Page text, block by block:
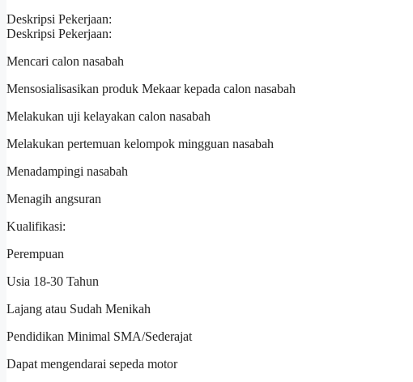
Deskripsi Pekerjaan:
Deskripsi Pekerjaan:
Mencari calon nasabah
Mensosialisasikan produk Mekaar kepada calon nasabah
Melakukan uji kelayakan calon nasabah
Melakukan pertemuan kelompok mingguan nasabah
Menadampingi nasabah
Menagih angsuran
Kualifikasi:
Perempuan
Usia 18-30 Tahun
Lajang atau Sudah Menikah
Pendidikan Minimal SMA/Sederajat
Dapat mengendarai sepeda motor